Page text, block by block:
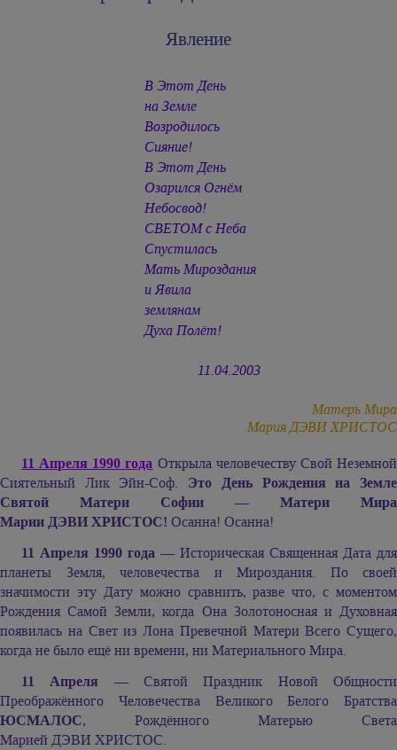
Явление
В Этот День
на Земле
Возродилось
Сияние!
В Этот День
Озарился Огнём
Небосвод!
СВЕТОМ с Неба
Спустилась
Мать Мироздания
и Явила
землянам
Духа Полёт!
11.04.2003
Матерь Мира
Мария ДЭВИ ХРИСТОС
11 Апреля 1990 года Открыла человечеству Свой Неземной
Сиятельный Лик Эйн-Соф. Это День Рождения на Земле
Святой Матери Софии — Матери Мира
Марии ДЭВИ ХРИСТОС! Осанна! Осанна!
11 Апреля 1990 года — Историческая Священная Дата для
планеты Земля, человечества и Мироздания. По своей
значимости эту Дату можно сравнить, разве что, с моментом
Рождения Самой Земли, когда Она Золотоносная и Духовная
появилась на Свет из Лона Превечной Матери Всего Сущего,
когда не было ещё ни времени, ни Материального Мира.
11 Апреля — Святой Праздник Новой Общности
Преображённого Человечества Великого Белого Братства
ЮСМАЛОС, Рождённого Матерью Света
Марией ДЭВИ ХРИСТОС.